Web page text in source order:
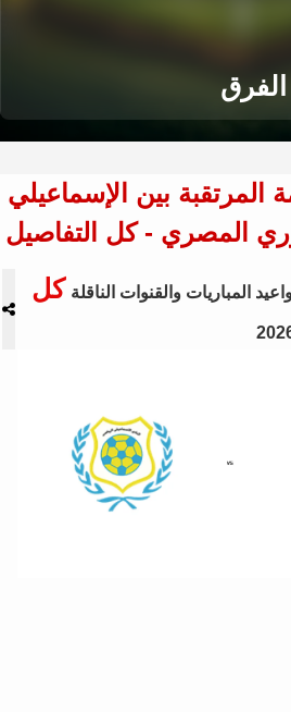
الفرق
2026 القمة المرتقبة بين الإسماعيلي
المصري - كل التفاصيل
المباريات والقنوات الناقلة كل